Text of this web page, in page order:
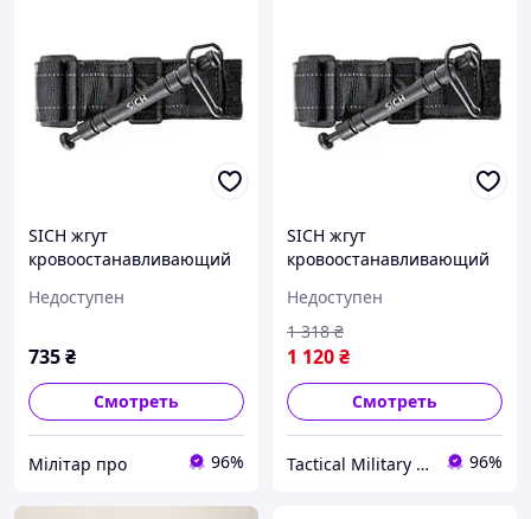
SICH жгут
кровоостанавливающий
Недоступен
735₴
Смотреть
Мілітар про 96%
SICH жгут
кровоостанавливающий
Недоступен
1 120₴
1 318 ₴
Смотреть
Tactical Military UA 96%